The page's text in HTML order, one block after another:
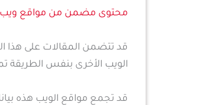
محتوى مضمن من مواقع ويب
قد تتضمن المقالات على هذا
الويب الأخرى بنفس الطريقة
قد تجمع مواقع الويب هذه